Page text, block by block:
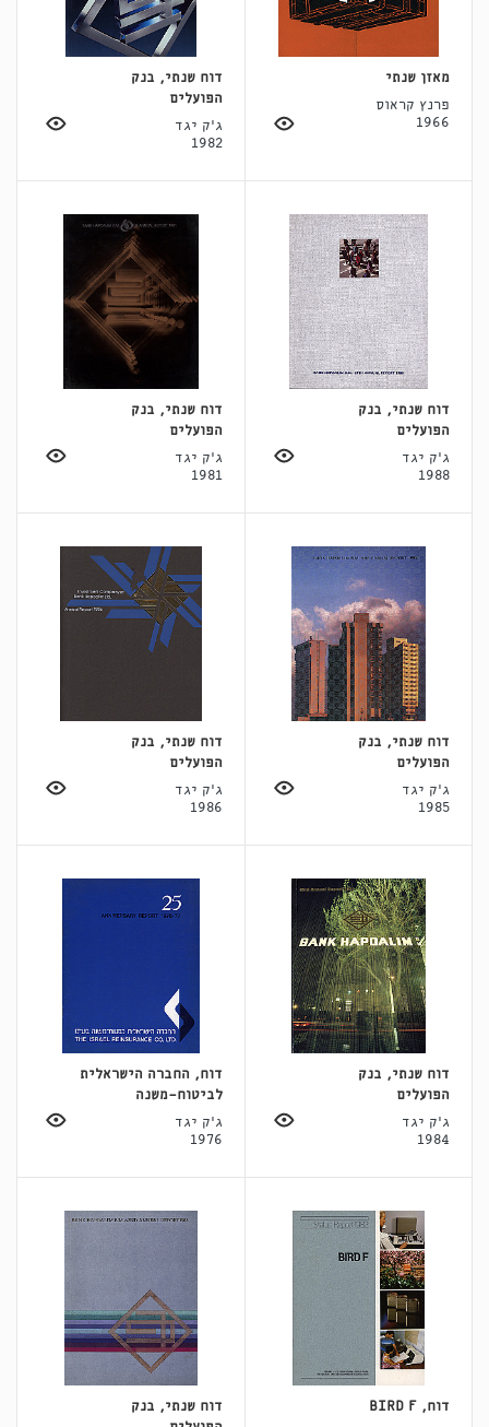
מאזן שנתי
פרנץ קראוס
1966
דוח שנתי, בנק
הפועלים
ג'ק יגד
1982
דוח שנתי, בנק
הפועלים
ג'ק יגד
1988
דוח שנתי, בנק
הפועלים
ג'ק יגד
1981
דוח שנתי, בנק
הפועלים
ג'ק יגד
1985
דוח שנתי, בנק
הפועלים
ג'ק יגד
1986
דוח שנתי, בנק
הפועלים
ג'ק יגד
1984
דוח, החברה הישראלית
לביטוח-משנה
ג'ק יגד
1976
דוח, BIRD F
דוח שנתי, בנק